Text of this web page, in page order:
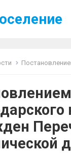
Постановлением